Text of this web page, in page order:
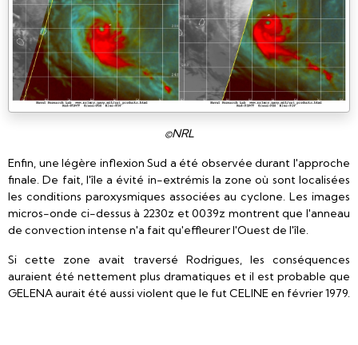
©NRL
Enfin, une légère inflexion Sud a été observée durant l'approche
finale. De fait, l'île a évité in-extrémis la zone où sont localisées
les conditions paroxysmiques associées au cyclone. Les images
micros-onde ci-dessus à 2230z et 0039z montrent que l'anneau
de convection intense n'a fait qu'effleurer l'Ouest de l'île.
Si cette zone avait traversé Rodrigues, les conséquences
auraient été nettement plus dramatiques et il est probable que
GELENA aurait été aussi violent que le fut CELINE en février 1979.